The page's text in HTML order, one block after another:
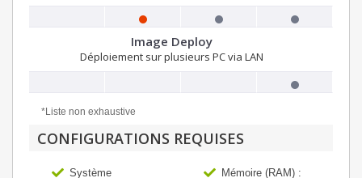
Image Deploy
Déploiement sur plusieurs PC via LAN
*Liste non exhaustive
CONFIGURATIONS REQUISES
Système
Mémoire (RAM) :